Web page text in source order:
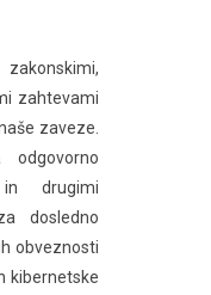
zahtevami
zaveze.
drugimi
dosledno
obveznosti
kibernetske